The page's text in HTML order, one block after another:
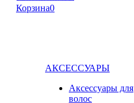
Корзина0
АКСЕССУАРЫ
Аксессуары для
волос